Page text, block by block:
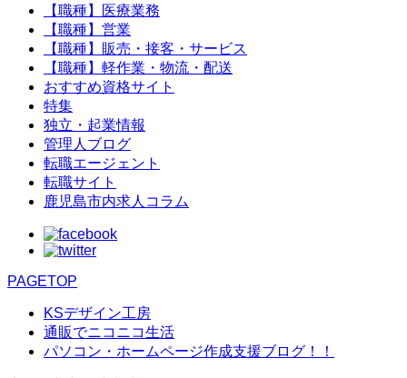
【職種】医療業務
【職種】営業
【職種】販売・接客・サービス
【職種】軽作業・物流・配送
おすすめ資格サイト
特集
独立・起業情報
管理人ブログ
転職エージェント
転職サイト
鹿児島市内求人コラム
PAGETOP
KSデザイン工房
通販でニコニコ生活
パソコン・ホームページ作成支援ブログ！！